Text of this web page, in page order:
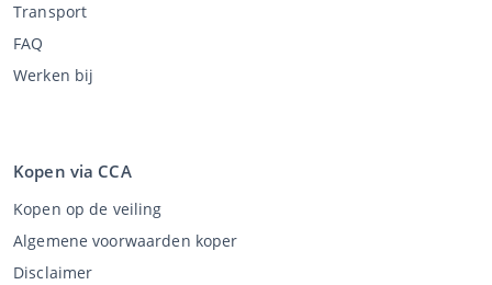
Transport
FAQ
Werken bij
Kopen via CCA
Kopen op de veiling
Algemene voorwaarden koper
Disclaimer